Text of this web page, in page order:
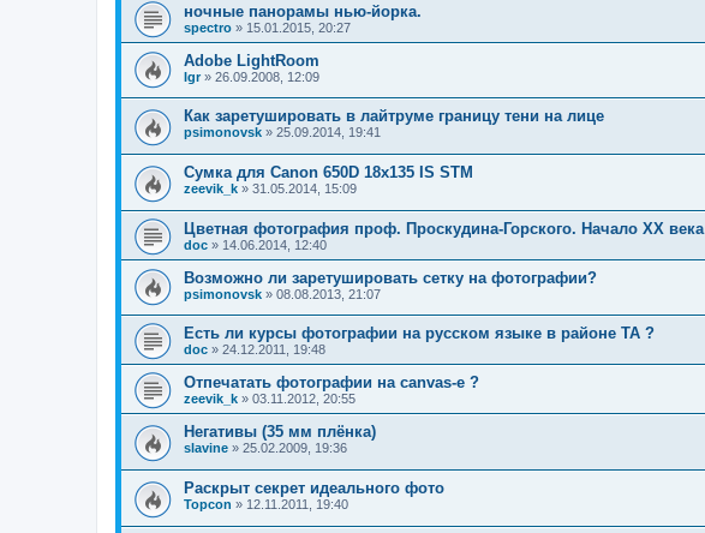
ночные панорамы нью-йорка.
spectro » 15.01.2015, 20:27
Adobe LightRoom
Igr» 26.09.2008, 12:09
Как заретушировать в лайтруме границу тени на лице
psimonovsk » 25.09.2014, 19:41
Сумка для Canon 650D 18x135 IS STM
zeevik_k » 31.05.2014, 15:09
Цветная фотография проф. Проскудина-Горского. Начало ХХ века
doc » 14.06.2014, 12:40
Возможно ли заретушировать сетку на фотографии?
psimonovsk » 08.08.2013, 21:07
Есть ли курсы фотографии на русском языке в районе ТА ?
doc » 24.12.2011, 19:48
Oтпечатать фотографии на canvas-е ?
zeevik_k » 03.11.2012, 20:55
Негативы (35 мм плёнка)
slavine » 25.02.2009, 19:36
Раскрыт секрет идеального фото
Topcon » 12.11.2011, 19:40